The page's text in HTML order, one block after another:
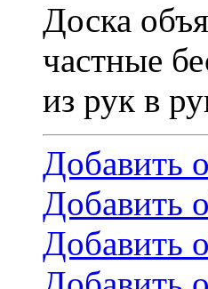
Доска
частные
из рук в
Добавить
Добавить
Добавить